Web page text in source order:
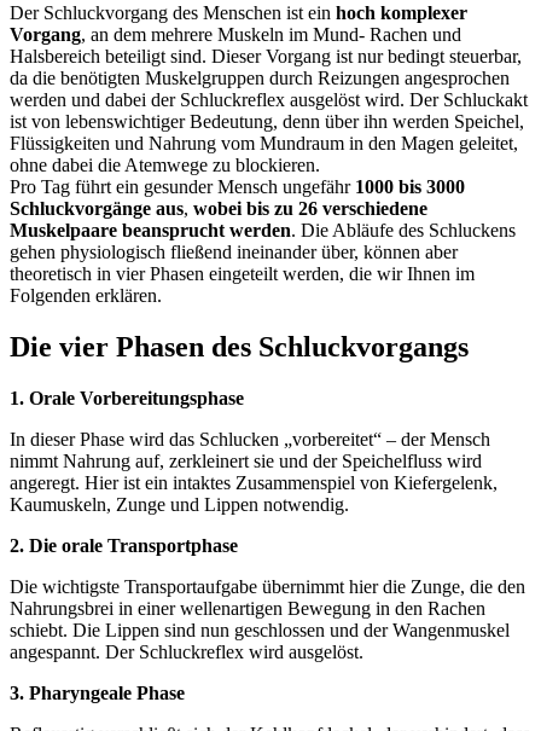
Der Schluckvorgang des Menschen ist ein hoch komplexer
Vorgang, an dem mehrere Muskeln im Mund- Rachen und
Halsbereich beteiligt sind. Dieser Vorgang ist nur bedingt steuerbar,
da die benötigten Muskelgruppen durch Reizungen angesprochen
werden und dabei der Schluckreflex ausgelöst wird. Der Schluckakt
ist von lebenswichtiger Bedeutung, denn über ihn werden Speichel,
Flüssigkeiten und Nahrung vom Mundraum in den Magen geleitet,
ohne dabei die Atemwege zu blockieren.
Pro Tag führt ein gesunder Mensch ungefähr1000 bis 3000
Schluckvorgänge aus, wobei bis zu 26 verschiedene
Muskelpaare beansprucht werden. Die Abläufe des Schluckens
gehen physiologisch fließend ineinander über, können aber
theoretisch in vier Phasen eingeteilt werden, die wir Ihnen im
Folgenden erklären.
Die vier Phasen des Schluckvorgangs
1. Orale Vorbereitungsphase
In dieser Phase wird das Schlucken „vorbereitet“ – der Mensch
nimmt Nahrung auf, zerkleinert sie und der Speichelfluss wird
angeregt. Hier ist ein intaktes Zusammenspiel von Kiefergelenk,
Kaumuskeln, Zunge und Lippen notwendig.
2. Die orale Transportphase
Die wichtigste Transportaufgabe übernimmt hier die Zunge, die den
Nahrungsbrei in einer wellenartigen Bewegung in den Rachen
schiebt. Die Lippen sind nun geschlossen und der Wangenmuskel
angespannt. Der Schluckreflex wird ausgelöst.
3. Pharyngeale Phase